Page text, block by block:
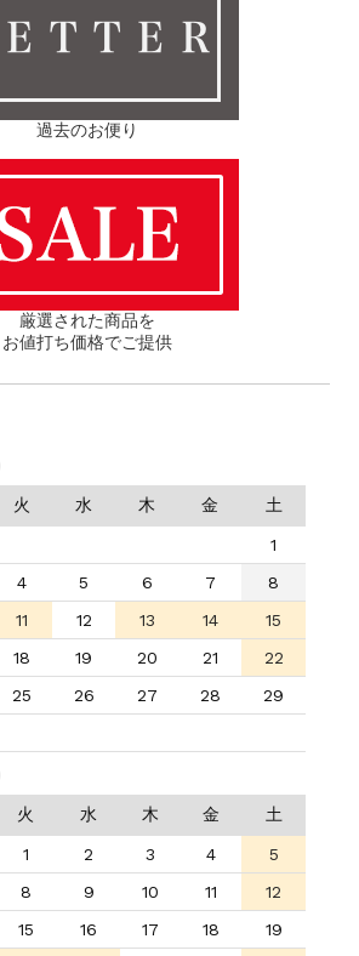
ＴＴＥＲ
過去のお便り
厳選された商品を
お値打ち価格でご提供
火 水 木 金 土
1
4 5 6 7
8
11 12 13 14
15
18 19 20 21
22
25 26 27 28
29
火 水 木 金 土
1 2 3 4
5
8 9 10 11
12
15 16 17 18
19